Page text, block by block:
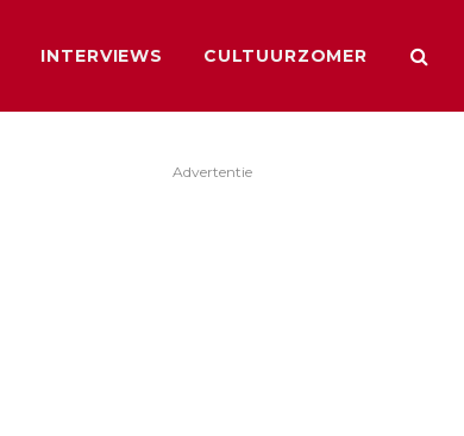
INTERVIEWS CULTUURZOMER
Advertentie